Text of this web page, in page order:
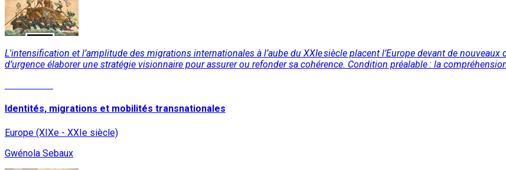
L'intensification et l’amplitude des migrations internationales à l’aube du XXIe siècle placent l’Europe devant de
d’urgence élaborer une stratégie visionnaire pour assurer ou refonder sa cohérence. Condition préalable : la
Identités, migrations et mobilités transnationales
Europe (XIXe - XXIe siècle)
Gwénola Sebaux